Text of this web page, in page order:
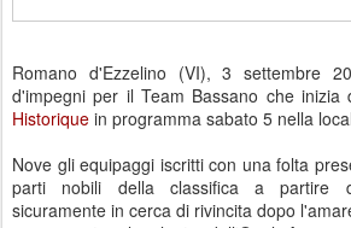
Romano d'Ezzelino (VI), 3 settembre
d'impegni per il Team Bassano che inizia
Historique in programma sabato 5 nella
Nove gli equipaggi iscritti con una folta
parti nobili della classifica a partire
sicuramente in cerca di rivincita dopo